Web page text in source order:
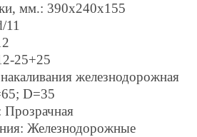
мм.: 390x240x155
11
25+25
железнодорожная
D=35
Железнодорожные